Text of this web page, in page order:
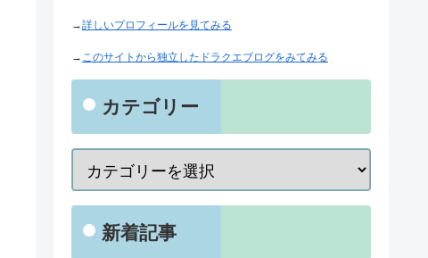
→詳しいプロフィールを見てみる
→ このサイトから独立したドラクエブログをみてみる
カテゴリー
新着記事